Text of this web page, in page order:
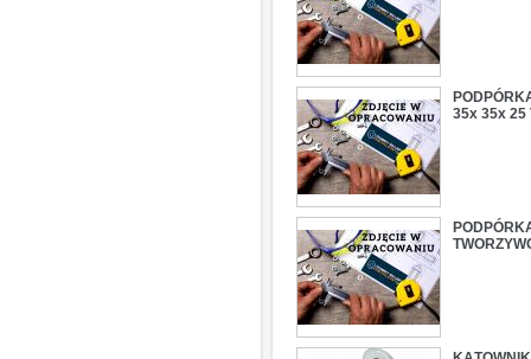
35x 35x 25